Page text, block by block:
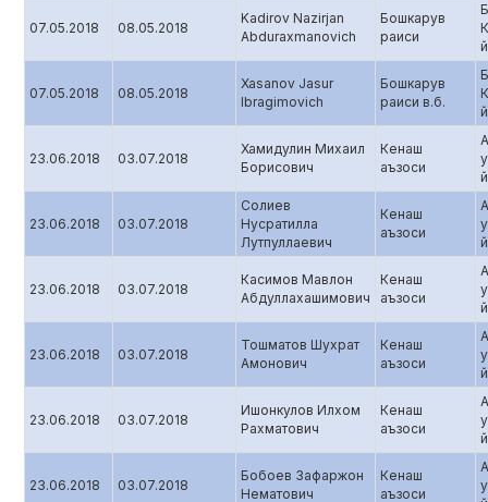
07.05.2018 08.05.2018
Kadirov Nazirjan
Abduraxmanovich
Бошкарув
раиси
07.05.2018 08.05.2018
Xasanov Jasur
Ibragimovich
Бошкарув
раиси в.б.
23.06.2018 03.07.2018
Хамидулин Михаил
Борисович
Кенаш
аъзоси
23.06.2018 03.07.2018
Солиев
Нусратилла
Лутпуллаевич
Кенаш
аъзоси
23.06.2018 03.07.2018
Касимов Мавлон
Абдуллахашимович
Кенаш
аъзоси
23.06.2018 03.07.2018
Тошматов Шухрат
Амонович
Кенаш
аъзоси
23.06.2018 03.07.2018
Ишонкулов Илхом
Рахматович
Кенаш
аъзоси
23.06.2018 03.07.2018
Бобоев Зафаржон
Нематович
Кенаш
аъзоси